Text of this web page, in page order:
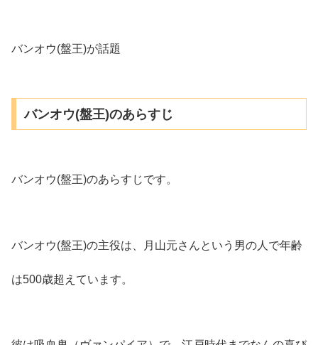
バンオウ(盤王)が話題
バンオウ(盤王)のあらすじ
バンオウ(盤王)のあらすじです。
バンオウ(盤王)の主役は、月山元さんという男の人で年齢
は500歳超えています。